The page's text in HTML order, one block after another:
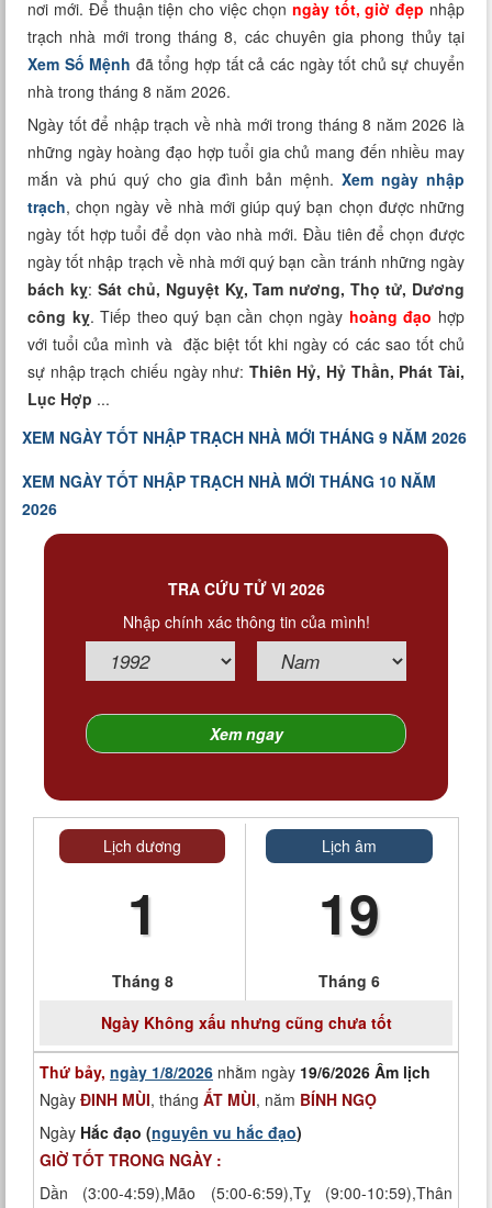
Tướng số
Cung hoàng đạo
nơi mới. Để thuận tiện cho việc chọn ngày tốt, giờ đẹp nhập
trạch nhà mới trong tháng 8, các chuyên gia phong thủy tại
Xem Số Mệnh đã tổng hợp tất cả các ngày tốt chủ sự chuyển
nhà trong tháng 8 năm 2026.
Ngày tốt để nhập trạch về nhà mới trong tháng 8 năm 2026 là
những ngày hoàng đạo hợp tuổi gia chủ mang đến nhiều may
mắn và phú quý cho gia đình bản mệnh.Xem ngày nhập
trạch, chọn ngày về nhà mới giúp quý bạn chọn được những
ngày tốt hợp tuổi để dọn vào nhà mới. Đầu tiên để chọn được
ngày tốt nhập trạch về nhà mới quý bạn cần tránh những ngày
bách kỵ: Sát chủ, Nguyệt Kỵ, Tam nương, Thọ tử, Dương
công kỵ. Tiếp theo quý bạn cần chọn ngày hoàng đạo hợp
với tuổi của mình và đặc biệt tốt khi ngày có các sao tốt chủ
sự nhập trạch chiếu ngày như: Thiên Hỷ, Hỷ Thần, Phát Tài,
Lục Hợp ...
XEM NGÀY TỐT NHẬP TRẠCH NHÀ MỚI THÁNG 9 NĂM 2026
XEM NGÀY TỐT NHẬP TRẠCH NHÀ MỚI THÁNG 10 NĂM
2026
TRA CỨU TỬ VI 2026
Nhập chính xác thông tin của mình!
Lịch dương
1
Tháng 8
Lịch âm
19
Tháng 6
NgàyKhông xấu nhưng cũng chưa tốt
Thứ bảy, ngày 1/8/2026 nhằm ngày 19/6/2026 Âm lịch
Ngày ĐINH MÙI, tháng ẤT MÙI, năm BÍNH NGỌ
Ngày Hắc đạo (nguyên vu hắc đạo)
GIỜ TỐT TRONG NGÀY :
Dần (3:00-4:59),Mão (5:00-6:59),Tỵ (9:00-10:59),Thân